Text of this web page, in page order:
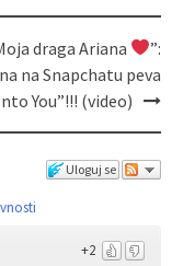
draga Ariana
”:
na Snapchatu peva
You”!!! (video)
Uloguj se
+2